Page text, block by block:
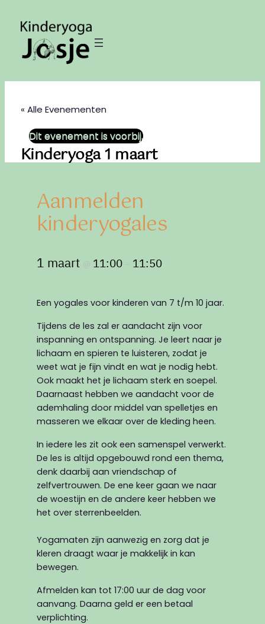
« Alle Evenementen
Dit evenement is voorbij.
Kinderyoga 1 maart
Aanmelden
kinderyogales
1 maart @ 11:00 – 11:50
Een yogales voor kinderen van 7 t/m 10 jaar.
Tijdens de les zal er aandacht zijn voor
inspanning en ontspanning. Je leert naar je
lichaam en spieren te luisteren, zodat je
weet wat je fijn vindt en wat je nodig hebt.
Ook maakt het je lichaam sterk en soepel.
Daarnaast hebben we aandacht voor de
ademhaling door middel van spelletjes en
masseren we elkaar over de kleding heen.
In iedere les zit ook een samenspel verwerkt.
De les is altijd opgebouwd rond een thema,
denk daarbij aan vriendschap of
zelfvertrouwen. De ene keer gaan we naar
de woestijn en de andere keer hebben we
het over sterrenbeelden.
Yogamaten zijn aanwezig en zorg dat je
kleren draagt waar je makkelijk in kan
bewegen.
Afmelden kan tot 17:00 uur de dag voor
aanvang. Daarna geld er een betaal
verplichting.